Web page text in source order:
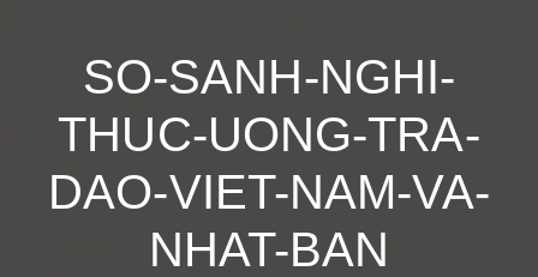
SO-SANH-NGHI-
THUC-UONG-TRA-
DAO-VIET-NAM-VA-
NHAT-BAN